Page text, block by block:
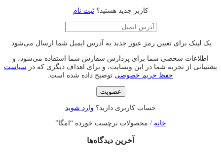
کاربر جدید هستید؟ثبت نام
یک لینک برای تعیین رمز عبور جدید به آدرس ایمیل شما ارسال می‌شود.
اطلاعات شخصی شما برای پردازش سفارش شما استفاده می‌شود، و
پشتیبانی از تجربه شما در این وبسایت، و برای اهداف دیگری که در سیاست
حفظ حریم خصوصی توضیح داده شده است.
عضویت
حساب کاربری دارید؟ وارد شوید
خانه / محصولات برچسب خورده “امگا”
آخرین دیدگاه‌ها